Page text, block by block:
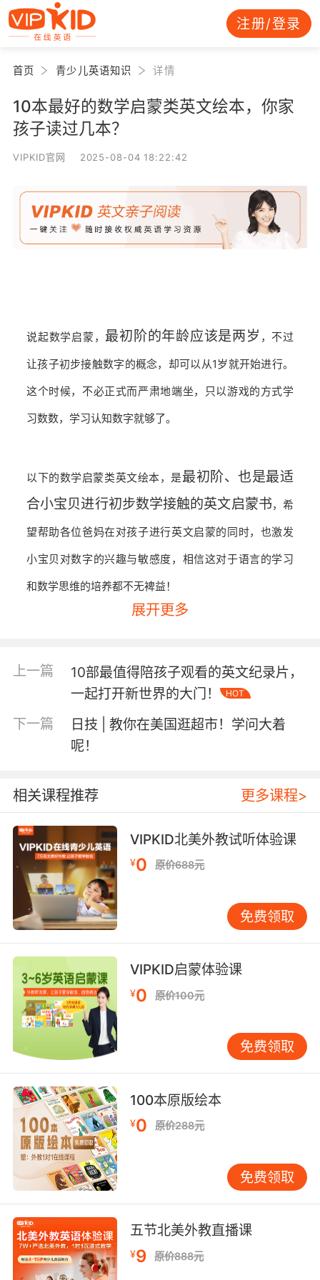
注册/登录
首页 青少儿英语知识 详情
10本最好的数学启蒙类英文绘本，你家
孩子读过几本？
VIPKID官网 2025-08-04 18:22:42
说起数学启蒙， 最初阶的年龄应该是两岁 ，不过
让孩子初步接触数字的概念，却可以从1岁就开始进行。
这个时候，不必正式而严肃地端坐，只以游戏的方式学
习数数，学习认知数字就够了。
以下的数学启蒙类英文绘本，是最初阶、也是最适
合小宝贝进行初步数学接触的英文启蒙书，希
望帮助各位爸妈在对孩子进行英文启蒙的同时，也激发
小宝贝对数字的兴趣与敏感度，相信这对于语言的学习
和数学思维的培养都不无裨益！
1）《123 to The Zoo 1,2,3 去动物园》
By Eric Carle
难易程度：★
首先推荐这本卡爷爷的低幼无字书给小宝宝。一列
拥有10节车厢的火车，每节车厢都标着编号并载有
不同的动物，而躲在数字中、四处乱窜的小老鼠则
是这本书的主角！
听说很多爸妈都对无字书感到头大，
其实正是因
为无字，书才有了更多被演绎的可能，这
种“弹性”让人可以用不同的方式来发挥创意说故
事，真的是一本可以从小宝贝读到学龄前的绝佳读
展开更多
上一篇
10部最值得陪孩子观看的英文纪录片，
一起打开新世界的大门！
HOT
下一篇
日技 | 教你在美国逛超市！学问大着
呢！
相关课程推荐 更多课程>
VIPKID北美外教试听体验课
¥0 原价688元
免费领取
VIPKID启蒙体验课
¥0 原价100元
免费领取
100本原版绘本
¥0 原价288元
免费领取
五节北美外教直播课
¥9 原价888元